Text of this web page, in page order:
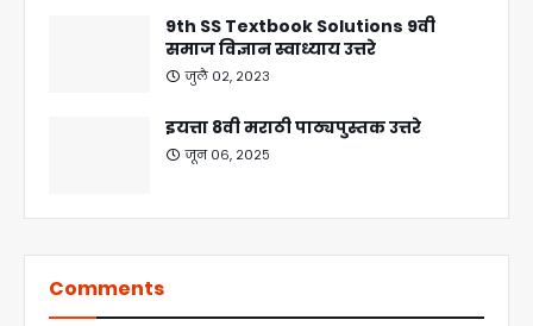
9th SS Textbook Solutions 9वी
समाज विज्ञान स्वाध्याय उत्तरे
जुलै ०२, २०२३
इयत्ता 8वी मराठी पाठ्यपुस्तक उत्तरे
जून ०६, २०२५
Comments